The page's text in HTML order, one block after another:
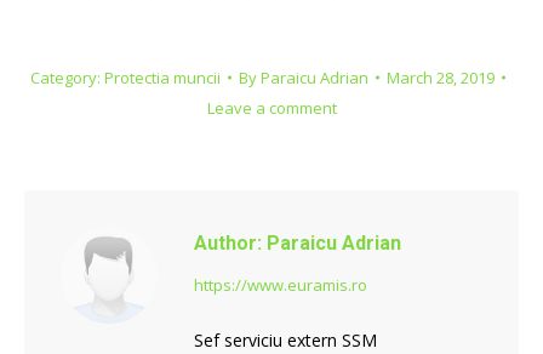
Category: Protectia muncii ByParaicu Adrian
March 28, 2019
Leave a comment
Author: Paraicu Adrian
https://www.euramis.ro
Sef serviciu extern SSM